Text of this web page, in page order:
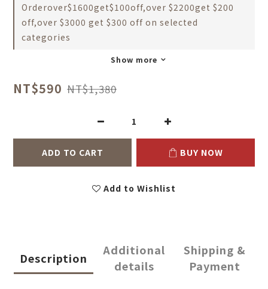
Orderover$1600get$100off,over $2200get $200
off,over $3000 get $300 off on selected
categories
Show more
NT$590 NT$1,380
ADD TO CART BUY NOW
Add to Wishlist
Description
Additional
details
Shipping &
Payment